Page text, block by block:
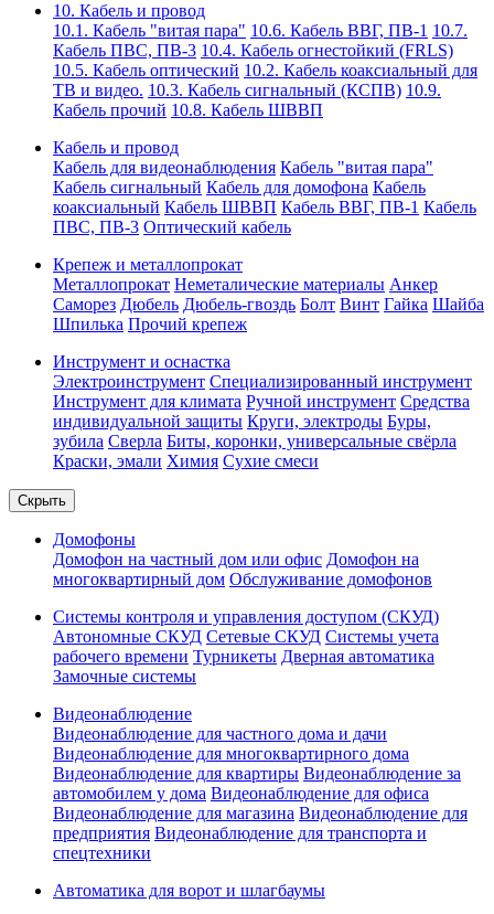
10. Кабель и провод
10.1. Кабель "витая пара" 10.6. Кабель ВВГ, ПВ-1 10.7.
Кабель ПВС, ПВ-3 10.4. Кабель огнестойкий (FRLS)
10.5. Кабель оптический 10.2. Кабель коаксиальный для
ТВ и видео. 10.3. Кабель сигнальный (КСПВ) 10.9.
Кабель прочий 10.8. Кабель ШВВП
Кабель и провод
Кабель для видеонаблюдения Кабель "витая пара"
Кабель сигнальный Кабель для домофона Кабель
коаксиальный Кабель ШВВП Кабель ВВГ, ПВ-1 Кабель
ПВС, ПВ-3 Оптический кабель
Крепеж и металлопрокат
Металлопрокат Неметалические материалы Анкер
Саморез Дюбель Дюбель-гвоздь Болт Винт Гайка Шайба
Шпилька Прочий крепеж
Инструмент и оснастка
Электроинструмент Специализированный инструмент
Инструмент для климата Ручной инструмент Средства
индивидуальной защиты Круги, электроды Буры,
зубила Сверла Биты, коронки, универсальные свёрла
Краски, эмали Химия Сухие смеси
Скрыть
Домофоны
Домофон на частный дом или офис Домофон на
многоквартирный дом Обслуживание домофонов
Системы контроля и управления доступом (СКУД)
Автономные СКУД Сетевые СКУД Системы учета
рабочего времени Турникеты Дверная автоматика
Замочные системы
Видеонаблюдение
Видеонаблюдение для частного дома и дачи
Видеонаблюдение для многоквартирного дома
Видеонаблюдение для квартиры Видеонаблюдение за
автомобилем у дома Видеонаблюдение для офиса
Видеонаблюдение для магазина Видеонаблюдение для
предприятия Видеонаблюдение для транспорта и
спецтехники
Автоматика для ворот и шлагбаумы